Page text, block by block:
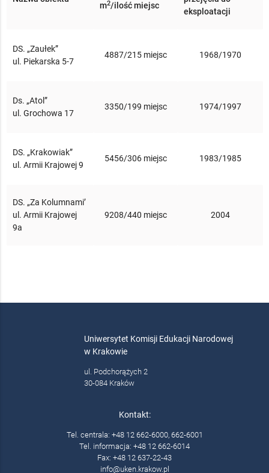
m2/ilość miejsc
eksploatacji
DS. „Zaułek”
ul. Piekarska 5-7
4887/215 miejsc 1968/1970
Ds. „Atol”
ul. Grochowa 17
3350/199 miejsc 1974/1997
DS. „Krakowiak”
ul. Armii Krajowej 9
5456/306 miejsc 1983/1985
DS. „Za Kolumnami’
ul. Armii Krajowej
9a
9208/440 miejsc 2004
Uniwersytet Komisji Edukacji Narodowej
w Krakowie
ul. Podchorążych 2
30-084 Kraków
Kontakt:
Tel. centrala: +48 12 662-6000, 662-6001
Tel. informacja: +48 12 662-6014
Fax: +48 12 637-22-43
info@uken.krakow.pl